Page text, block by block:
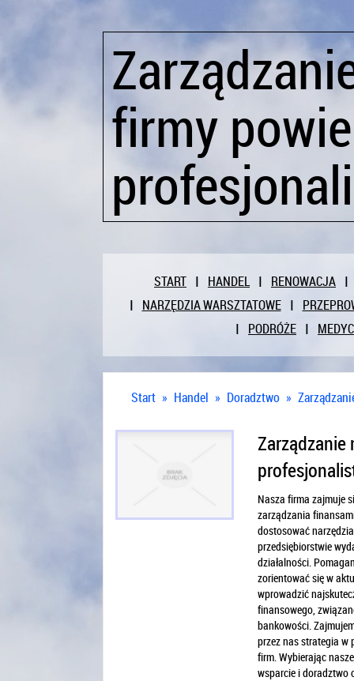
firmy
START HANDEL
RENOWACJA
NARZĘDZIA WARSZTATOWE
PODRÓŻE
Start » Handel » Doradztwo »
Nasza firma zajmuje
zarządzania
dostosować
przedsiębiorstwie
działalności.
zorientować się w
wprowadzić
finansowego,
bankowości.
przez nas strategia w
firm. Wybierając
wsparcie i doradztwo